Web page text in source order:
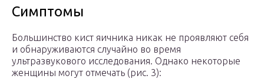
Симптомы
Большинство кист яичника никак не проявляют себя
и обнаруживаются случайно во время
ультразвукового исследования. Однако некоторые
женщины могут отмечать (рис. 3):